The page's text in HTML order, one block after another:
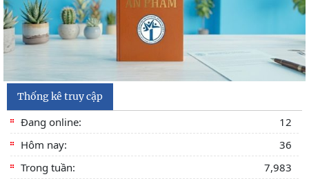
Thống kê truy cập
Đang online:
12
Hôm nay:
36
Trong tuần:
7,983